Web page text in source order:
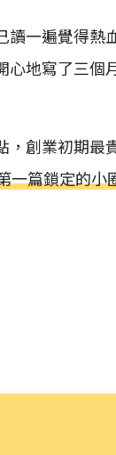
讀一遍覺得熱
心地寫了三
，創業初期最
一篇鎖定的小